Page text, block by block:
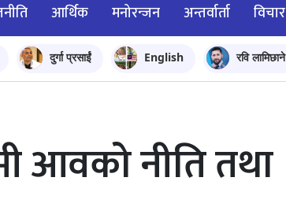
आर्थिक मनोरन्जन अन्तर्वार्ता विचार
दुर्गा प्रसाईं English रवि लामिछाने
आवको नीति तथा